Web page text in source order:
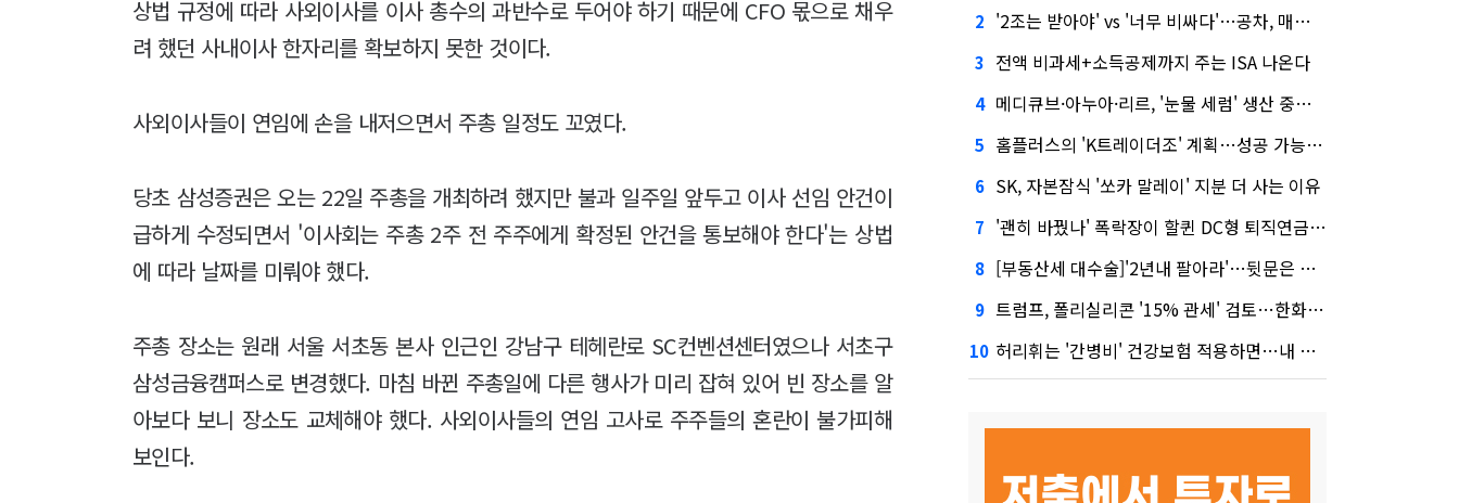
상법 규정에 따라 사외이사를 이사 총수의 과반수로 두어야 하기 때문에 CFO 몫으로 채우
려 했던 사내이사 한자리를 확보하지 못한 것이다.
사외이사들이 연임에 손을 내저으면서 주총 일정도 꼬였다.
당초 삼성증권은 오는 22일 주총을 개최하려 했지만 불과 일주일 앞두고 이사 선임 안건이
급하게 수정되면서 '이사회는 주총 2주 전 주주에게 확정된 안건을 통보해야 한다'는 상법
에 따라 날짜를 미뤄야 했다.
주총 장소는 원래 서울 서초동 본사 인근인 강남구 테헤란로 SC컨벤션센터였으나 서초구
삼성금융캠퍼스로 변경했다. 마침 바뀐 주총일에 다른 행사가 미리 잡혀 있어 빈 장소를 알
아보다 보니 장소도 교체해야 했다. 사외이사들의 연임 고사로 주주들의 혼란이 불가피해
보인다.
2 '2조는 받아야' vs '너무 비싸다'…공차, 매각 성공할까
3 전액 비과세+소득공제까지 주는 ISA 나온다
4 메디큐브·아누아·리르, '눈물 세럼' 생산 중단한다
5 홈플러스의 'K트레이더조' 계획…성공 가능성은 '글쎄'
6 SK, 자본잠식 '쏘카 말레이' 지분 더 사는 이유
7 '괜히 바꿨나' 폭락장이 할퀸 DC형 퇴직연금…전문가 조언은
8 [부동산세 대수술]'2년내 팔아라'…뒷문은 열었다
9 트럼프, 폴리실리콘 '15% 관세' 검토…한화큐셀·OCI 영향은?
10 허리휘는 '간병비' 건강보험 적용하면…내 간병보험은?